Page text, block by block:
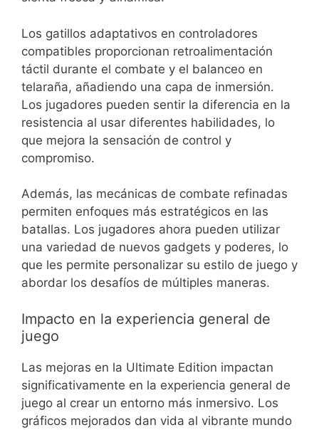
Los gatillos adaptativos en controladores
compatibles proporcionan retroalimentación
táctil durante el combate y el balanceo en
telaraña, añadiendo una capa de inmersión.
Los jugadores pueden sentir la diferencia en la
resistencia al usar diferentes habilidades, lo
que mejora la sensación de control y
compromiso.
Además, las mecánicas de combate refinadas
permiten enfoques más estratégicos en las
batallas. Los jugadores ahora pueden utilizar
una variedad de nuevos gadgets y poderes, lo
que les permite personalizar su estilo de juego y
abordar los desafíos de múltiples maneras.
Impacto en la experiencia general de
juego
Las mejoras en la Ultimate Edition impactan
significativamente en la experiencia general de
juego al crear un entorno más inmersivo. Los
gráficos mejorados dan vida al vibrante mundo